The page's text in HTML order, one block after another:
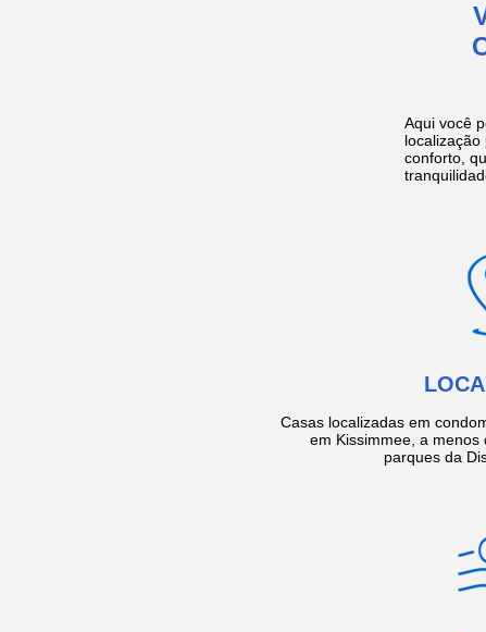
Aqui você
conforto,
Casas localizadas em
em Kissimmee, a
parques da